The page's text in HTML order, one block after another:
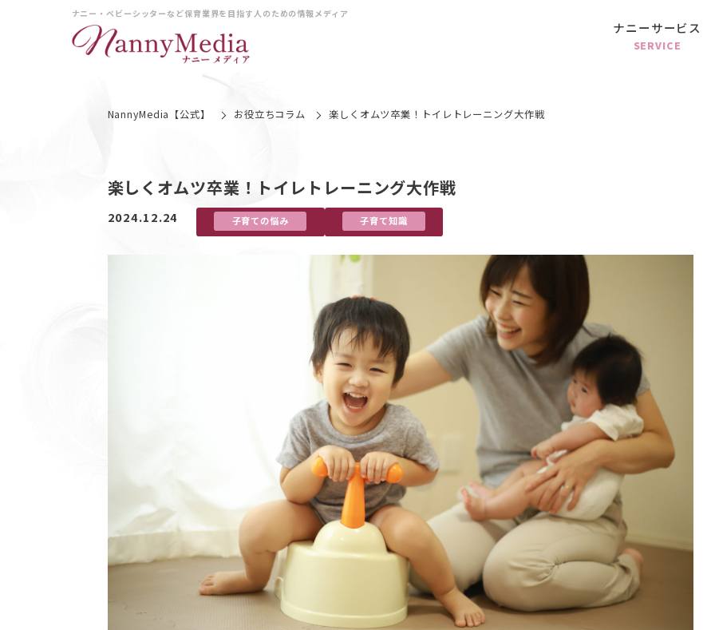
ナニー・ベビーシッターなど保育業界を目指す人のための情報メディア
ナニーサービス
SERVICE
NannyMedia【公式】 お役立ちコラム 楽しくオムツ卒業！トイレトレーニング大作戦
楽しくオムツ卒業！トイレトレーニング大作戦
2024.12.24 子育ての悩み 子育て知識